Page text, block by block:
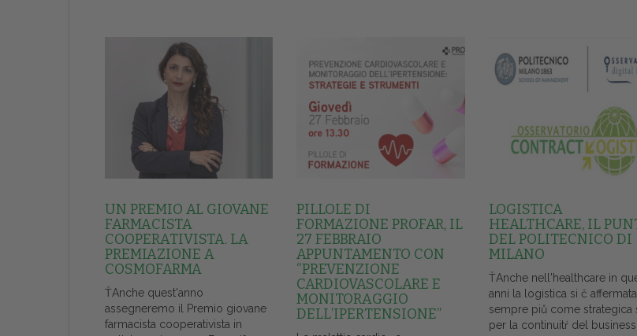
UN PREMIO AL GIOVANE
FARMACISTA
COOPERATIVISTA. LA
PREMIAZIONE A
COSMOFARMA
ŤAnche quest'anno
assegneremo il Premio giovane
farmacista cooperativista in
PILLOLE DI
FORMAZIONE PROFAR, IL
27 FEBBRAIO
APPUNTAMENTO CON
“PREVENZIONE
CARDIOVASCOLARE E
MONITORAGGIO
DELL’IPERTENSIONE”
LOGISTICA
HEALTHCARE, IL
DEL POLITECNICO DI
MILANO
ŤAnche nell'healthcare in
anni la logistica si č affermata
sempre piů come strategica
per la continuitŕ del business